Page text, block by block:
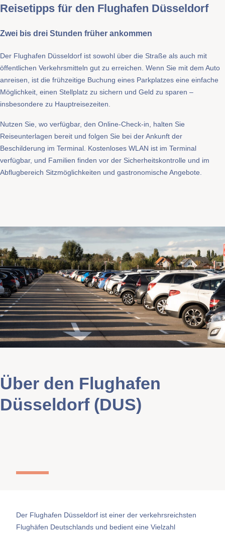
Reisetipps für den Flughafen Düsseldorf
Zwei bis drei Stunden früher ankommen
Der Flughafen Düsseldorf ist sowohl über die Straße als auch mit
öffentlichen Verkehrsmitteln gut zu erreichen. Wenn Sie mit dem Auto
anreisen, ist die frühzeitige Buchung eines Parkplatzes eine einfache
Möglichkeit, einen Stellplatz zu sichern und Geld zu sparen –
insbesondere zu Hauptreisezeiten.
Nutzen Sie, wo verfügbar, den Online-Check-in, halten Sie
Reiseunterlagen bereit und folgen Sie bei der Ankunft der
Beschilderung im Terminal. Kostenloses WLAN ist im Terminal
verfügbar, und Familien finden vor der Sicherheitskontrolle und im
Abflugbereich Sitzmöglichkeiten und gastronomische Angebote.
Über den Flughafen
Düsseldorf (DUS)
Der Flughafen Düsseldorf ist einer der verkehrsreichsten
Flughäfen Deutschlands und bedient eine Vielzahl